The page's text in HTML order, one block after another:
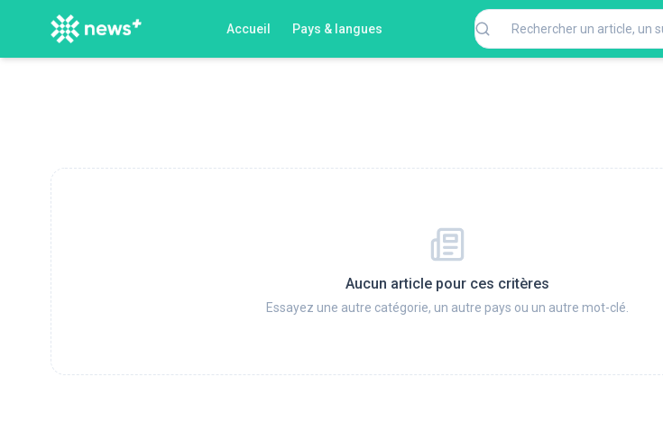
Accueil Pays & langues
Aucun article pour ces critères
Essayez une autre catégorie, un autre pays ou un autre mot-clé.